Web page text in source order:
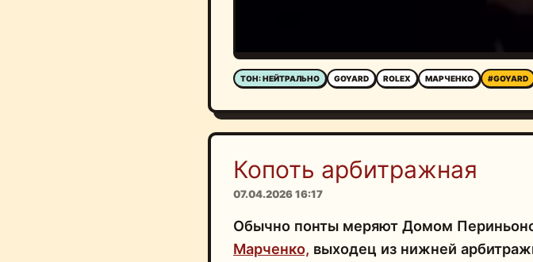
ТОН: НЕЙТРАЛЬНО GOYARD ROLEX МАРЧЕНКО #GOYARD
Копоть арбитражная
07.04.2026 16:17
Обычно понты меряют Домом
Марченко, выходец из нижней